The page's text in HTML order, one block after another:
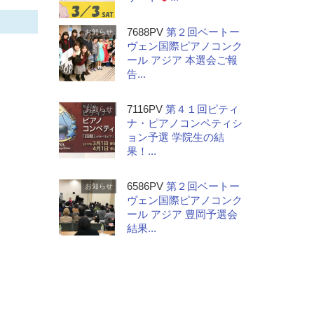
お知らせ 7688PV 第２回ベートー
ヴェン国際ピアノコンク
ール アジア 本選会ご報
告...
お知らせ 7116PV 第４１回ピティ
ナ・ピアノコンペティシ
ョン予選 学院生の結
果！...
お知らせ 6586PV 第２回ベートー
ヴェン国際ピアノコンク
ール アジア 豊岡予選会
結果...